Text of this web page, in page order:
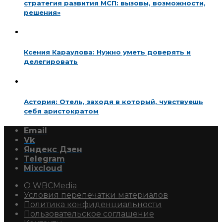
стратегия развития МСП: вызовы, возможности,
решения»
Ксения Караулова: Нужно уметь доверять и
делегировать
Астория: Отель, заходя в который, чувствуешь
себя аристократом
Email
Vk
Яндекс Дзен
Telegram
Mixcloud
О WBCMedia
Условия перепечатки материалов
Политика конфиденциальности
Пользовательское соглашение